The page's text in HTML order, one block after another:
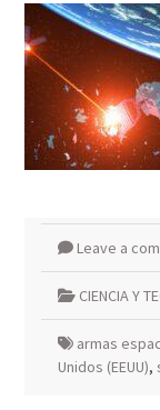
Leave a
CIENCIA Y
armas
Unidos (EEUU),